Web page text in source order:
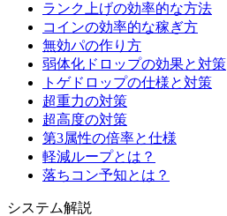
ランク上げの効率的な方法
コインの効率的な稼ぎ方
無効パの作り方
弱体化ドロップの効果と対策
トゲドロップの仕様と対策
超重力の対策
超高度の対策
第3属性の倍率と仕様
軽減ループとは？
落ちコン予知とは？
システム解説